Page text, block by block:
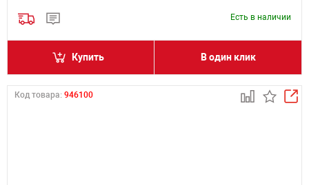
Есть в наличии
Купить В один клик
Код товара: 946100